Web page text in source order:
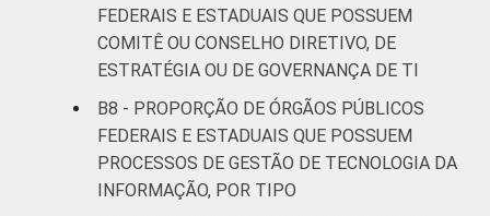
FEDERAIS E ESTADUAIS QUE POSSUEM
COMITÊ OU CONSELHO DIRETIVO, DE
ESTRATÉGIA OU DE GOVERNANÇA DE TI
B8 - PROPORÇÃO DE ÓRGÃOS PÚBLICOS
FEDERAIS E ESTADUAIS QUE POSSUEM
PROCESSOS DE GESTÃO DE TECNOLOGIA DA
INFORMAÇÃO, POR TIPO